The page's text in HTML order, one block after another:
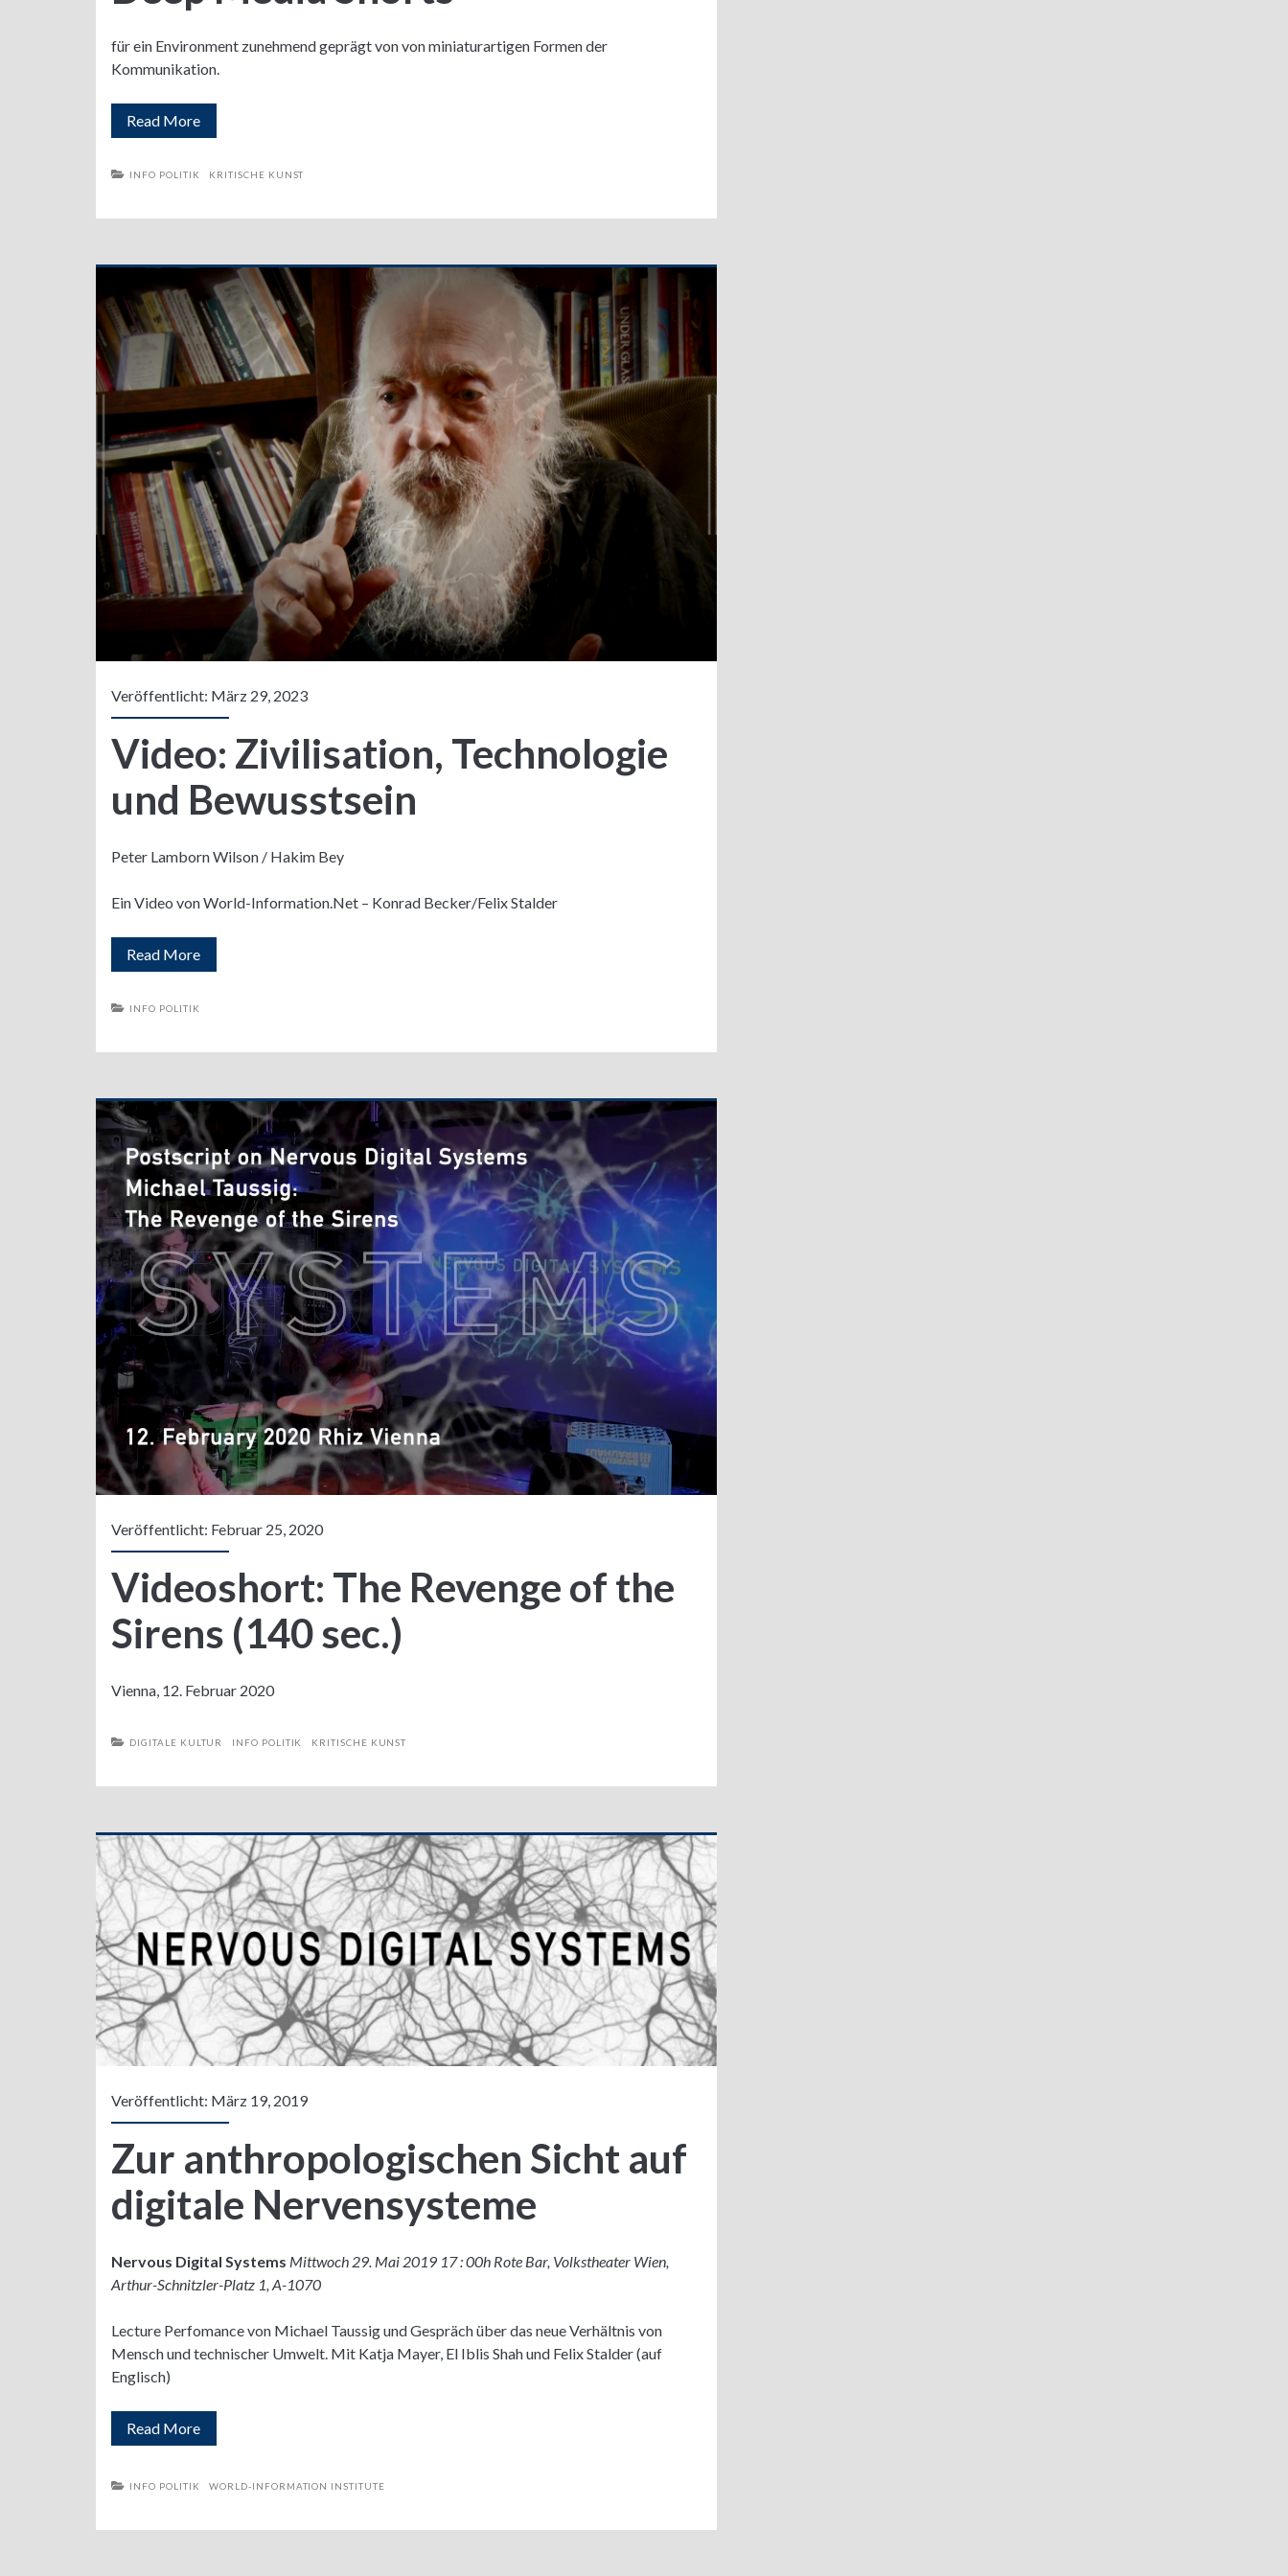
für ein Environment zunehmend geprägt von von miniaturartigen Formen der
Kommunikation.
Read MoreDeep
INFO POLITIK KRITISCHE KUNST
Veröffentlicht: März 29, 2023
Video: Zivilisation, Technologie
und Bewusstsein
Peter Lamborn Wilson / Hakim Bey
Ein Video von World-Information.Net – Konrad Becker/Felix Stalder
Read MoreVideo:
und
INFO POLITIK
Veröffentlicht: Februar 25, 2020
Videoshort: The Revenge of the
Sirens (140 sec.)
Vienna, 12. Februar 2020
DIGITALE KULTUR INFO POLITIK KRITISCHE KUNST
Veröffentlicht: März 19, 2019
Zur anthropologischen Sicht auf
digitale Nervensysteme
Nervous Digital Systems Mittwoch 29. Mai 2019 17 : 00h Rote Bar, Volkstheater Wien,
Arthur-Schnitzler-Platz 1, A-1070
Lecture Perfomance von Michael Taussig und Gespräch über das neue Verhältnis von
Mensch und technischer Umwelt. Mit Katja Mayer, El Iblis Shah und Felix Stalder (auf
Englisch)
Read MoreZur
Sicht
auf
INFO POLITIK WORLD-INFORMATION INSTITUTE